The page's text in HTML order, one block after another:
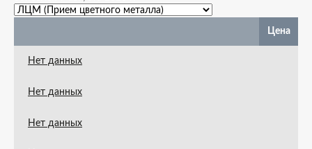
Цена
Нет данных
Нет данных
Нет данных